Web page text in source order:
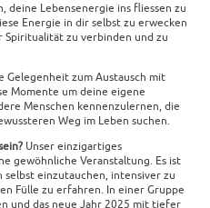
deine Lebensenergie ins fliessen zu
Energie in dir selbst zu erwecken
Spiritualität zu verbinden und zu
Gelegenheit zum Austausch mit
Momente um deine eigene
Menschen kennenzulernen, die
Weg im Leben suchen.
Unser einzigartiges
gewöhnliche Veranstaltung. Es ist
einzutauchen, intensiver zu
Fülle zu erfahren. In einer Gruppe
und das neue Jahr 2025 mit tiefer